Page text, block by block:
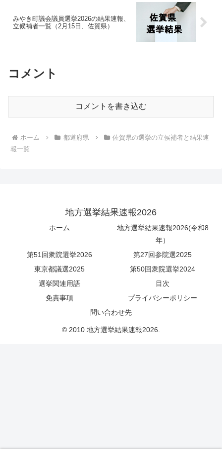
みやき町議会議員選挙2026の結果速報、
立候補者一覧（2月15日、佐賀県）
コメント
コメントを書き込む
ホーム 都道府県
佐賀県の選挙の立候補者と結果速
報一覧
地方選挙結果速報2026
ホーム
地方選挙結果速報2026(令和8
年）
第51回衆院選挙2026
第27回参院選2025
東京都議選2025
第50回衆院選挙2024
選挙関連用語
目次
免責事項
プライバシーポリシー
問い合わせ先
© 2010 地方選挙結果速報2026.